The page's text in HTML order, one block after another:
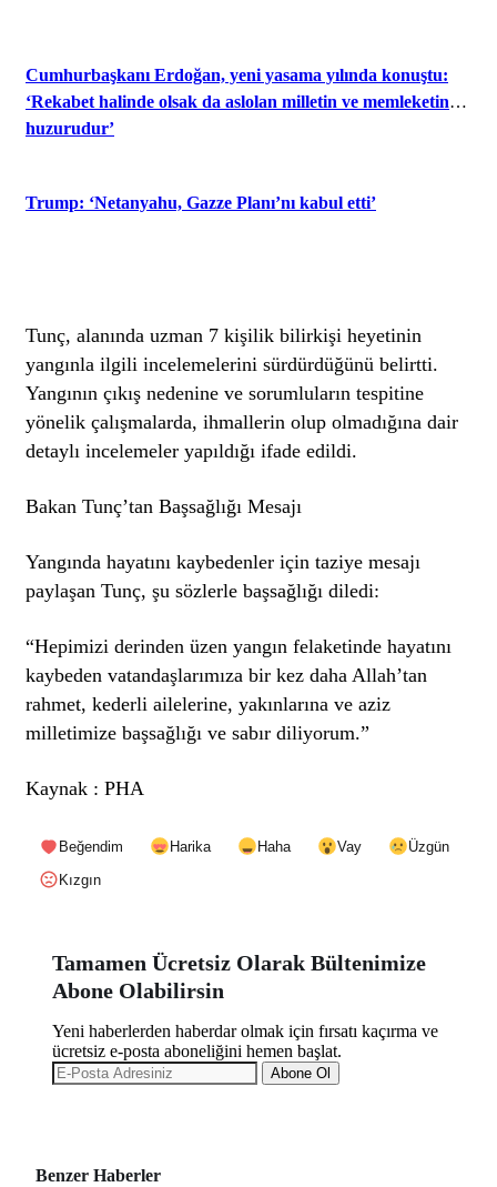
Cumhurbaşkanı Erdoğan, yeni yasama yılında konuştu:
‘Rekabet halinde olsak da aslolan milletin ve memleketin
huzurudur’
Trump: ‘Netanyahu, Gazze Planı’nı kabul etti’
Tunç, alanında uzman 7 kişilik bilirkişi heyetinin
yangınla ilgili incelemelerini sürdürdüğünübelirtti.
Yangının çıkış nedenine ve sorumluların tespitine
yönelik çalışmalarda, ihmallerin olup olmadığına dair
detaylı incelemeler yapıldığı ifade edildi.
Bakan Tunç’tan Başsağlığı Mesajı
Yangında hayatını kaybedenler için taziye mesajı
paylaşan Tunç, şu sözlerle başsağlığı diledi:
“Hepimizi derinden üzen yangın felaketinde hayatını
kaybeden vatandaşlarımıza bir kez daha Allah’tan
rahmet, kederli ailelerine, yakınlarına ve aziz
milletimize başsağlığı ve sabır diliyorum.”
Kaynak : PHA
Beğendim Harika Haha Vay
Üzgün
Kızgın
Tamamen Ücretsiz Olarak Bültenimize
Abone Olabilirsin
Yeni haberlerden haberdar olmak için fırsatı kaçırma ve
ücretsiz e-posta aboneliğini hemen başlat.
Abone Ol
Benzer Haberler